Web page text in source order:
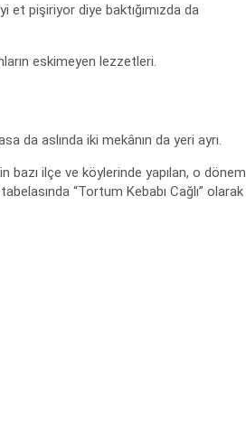
et pişiriyor diye baktığımızda da
eskimeyen lezzetleri.
da aslında iki mekânın da yeri ayrı.
bazı ilçe ve köylerinde yapılan, o dönem
“Tortum Kebabı Cağlı” olarak